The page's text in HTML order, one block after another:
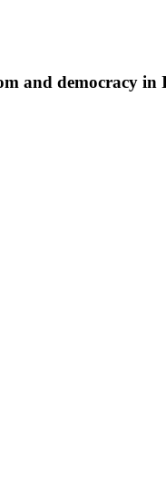
and democracy in